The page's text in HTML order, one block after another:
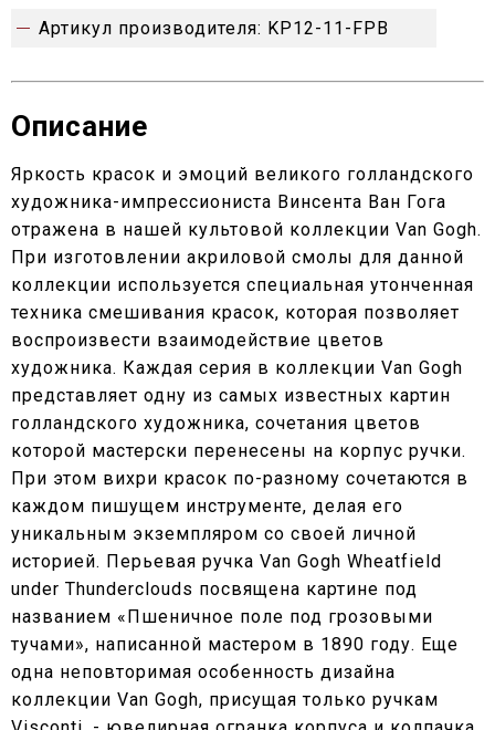
Артикул производителя: KP12-11-FPB
Описание
Яркость красок и эмоций великого голландского
художника-импрессиониста Винсента Ван Гога
отражена в нашей культовой коллекции Van Gogh.
При изготовлении акриловой смолы для данной
коллекции используется специальная утонченная
техника смешивания красок, которая позволяет
воспроизвести взаимодействие цветов
художника. Каждая серия в коллекции Van Gogh
представляет одну из самых известных картин
голландского художника, сочетания цветов
которой мастерски перенесены на корпус ручки.
При этом вихри красок по-разному сочетаются в
каждом пишущем инструменте, делая его
уникальным экземпляром со своей личной
историей. Перьевая ручка Van Gogh Wheatfield
under Thunderclouds посвящена картине под
названием «Пшеничное поле под грозовыми
тучами», написанной мастером в 1890 году. Еще
одна неповторимая особенность дизайна
коллекции Van Gogh, присущая только ручкам